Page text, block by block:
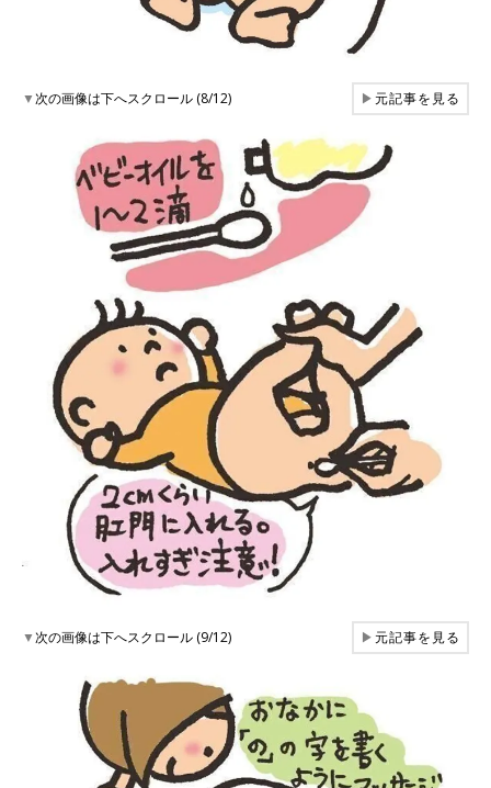
▼次の画像は下へスクロール (8/12) ▶元記事を見る
▼次の画像は下へスクロール (9/12) ▶元記事を見る